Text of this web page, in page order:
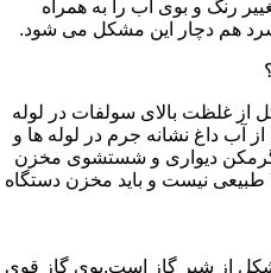
رنگ و بوی آب را به همراه
هم دچار این مشکل می شود.
از غلظت بالای سولفات در لوله
آب داغ نشانه جرم در لوله ها و
دیواری و شستشوی مخزن
طبیعی نیست و باید مخزن دستگاه
از شیر گاز است.بوی گاز قوی